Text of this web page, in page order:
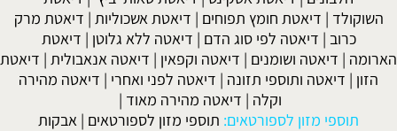
השוקולד | דיאטת חומץ תפוחים | דיאטת אשכוליות | דיאטת מרק
כרוב | דיאטה לפי סוג הדם | דיאטה ללא גלוטן | דיאטת
הארומה | דיאטה ושומנים | דיאטה וקפאין | דיאטה אנאבולית | דיאטת
הזון | דיאטה ותוספי תזונה | דיאטה לפני ואחרי | דיאטה מהירה
וקלה | דיאטה מהירה מאוד |
תוספי מזון לספורטאים: תוספי מזון לספורטאים | אבקות